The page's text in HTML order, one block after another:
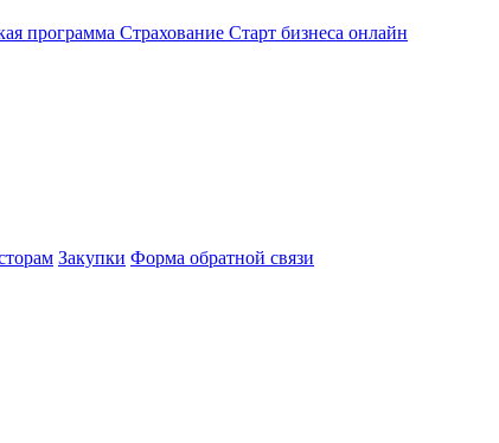
программа Страхование Старт бизнеса онлайн
Закупки Форма обратной связи